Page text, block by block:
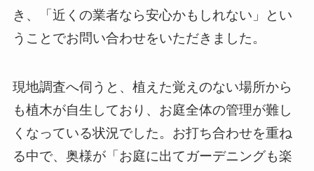
き、「近くの業者なら安心かもしれない」とい
うことでお問い合わせをいただきました。
現地調査へ伺うと、植えた覚えのない場所から
も植木が自生しており、お庭全体の管理が難し
くなっている状況でした。お打ち合わせを重ね
る中で、奥様が「お庭に出てガーデニングも楽